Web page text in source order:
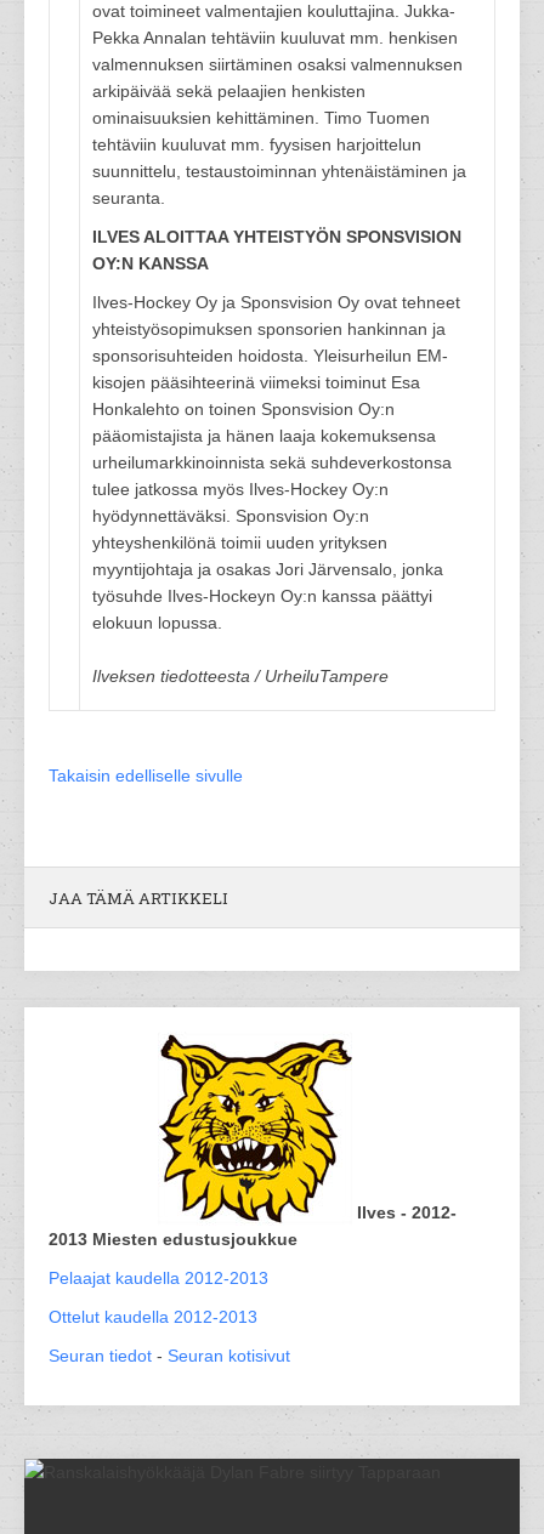
ovat toimineet valmentajien kouluttajina. Jukka-
Pekka Annalan tehtäviin kuuluvat mm. henkisen
valmennuksen siirtäminen osaksi valmennuksen
arkipäivää sekä pelaajien henkisten
ominaisuuksien kehittäminen. Timo Tuomen
tehtäviin kuuluvat mm. fyysisen harjoittelun
suunnittelu, testaustoiminnan yhtenäistäminen ja
seuranta.
ILVES ALOITTAA YHTEISTYÖN SPONSVISION
OY:N KANSSA
Ilves-Hockey Oy ja Sponsvision Oy ovat tehneet
yhteistyösopimuksen sponsorien hankinnan ja
sponsorisuhteiden hoidosta. Yleisurheilun EM-
kisojen pääsihteerinä viimeksi toiminut Esa
Honkalehto on toinen Sponsvision Oy:n
pääomistajista ja hänen laaja kokemuksensa
urheilumarkkinoinnista sekä suhdeverkostonsa
tulee jatkossa myös Ilves-Hockey Oy:n
hyödynnettäväksi. Sponsvision Oy:n
yhteyshenkilönä toimii uuden yrityksen
myyntijohtaja ja osakas Jori Järvensalo, jonka
työsuhde Ilves-Hockeyn Oy:n kanssa päättyi
elokuun lopussa.
Ilveksen tiedotteesta / UrheiluTampere
Takaisin edelliselle sivulle
JAA TÄMÄ ARTIKKELI
Ilves - 2012-
2013 Miesten edustusjoukkue
Pelaajat kaudella 2012-2013
Ottelut kaudella 2012-2013
Seuran tiedot - Seuran kotisivut